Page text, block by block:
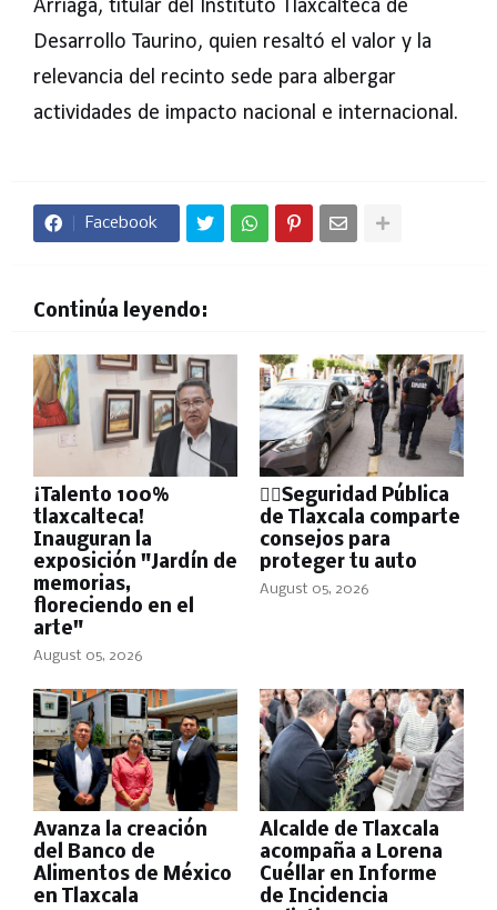
Arriaga, titular del Instituto Tlaxcalteca de
Desarrollo Taurino, quien resaltó el valor y la
relevancia del recinto sede para albergar
actividades de impacto nacional e internacional.
Facebook
Continúa leyendo:
¡Talento 100%
tlaxcalteca!
Inauguran la
exposición "Jardín de
memorias,
floreciendo en el
arte"
August 05, 2026
👮‍♂️Seguridad Pública
de Tlaxcala comparte
consejos para
proteger tu auto
August 05, 2026
Avanza la creación
del Banco de
Alimentos de México
en Tlaxcala
Alcalde de Tlaxcala
acompaña a Lorena
Cuéllar en Informe
de Incidencia